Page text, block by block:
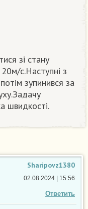
зі стану
с.Наступні з
зупинився за
швидкості.​
Sharipovz1380
Ответить
02.08.2024 | 15:56